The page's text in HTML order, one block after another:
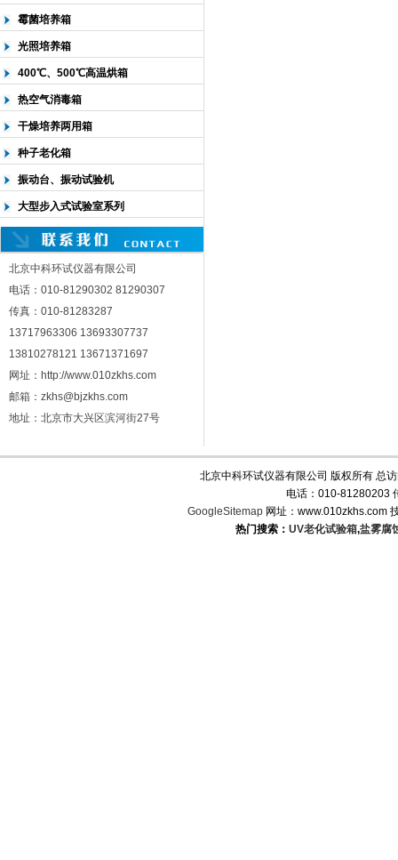
霉菌培养箱
光照培养箱
400℃、500℃高温烘箱
热空气消毒箱
干燥培养两用箱
种子老化箱
振动台、振动试验机
大型步入式试验室系列
北京中科环试仪器有限公司
电话：010-81290302 81290307
传真：010-81283287
13717963306 13693307737
13810278121 13671371697
网址：http://www.010zkhs.com
邮箱：zkhs@bjzkhs.com
地址：北京市大兴区滨河街27号
北京中科环试仪器有限公司 版权所有 总
电话：010-81280203
GoogleSitemap 网址：www.010zkhs.com
热门搜索： UV老化试验箱,盐雾腐